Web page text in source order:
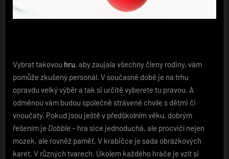
Vybrat takovou hru, aby zaujala všechny členy rodiny, vám
pomůže zkušený personál. V současné době je na trhu
opravdu velký výběr a tak si určitě vyberete tu pravou. A
odměnou vám budou společně strávené chvíle s dětmi či
vnoučaty. Pokud jsou ještě v předškolním věku, dobrým
řešením je Dobble – hra sice jednoduchá, ale procvičí nejen
mozek, ale rovněž paměť. V krabičce je sada obrázkových
karet. V různých tvarech. Úkolem každého hráče je vzít si